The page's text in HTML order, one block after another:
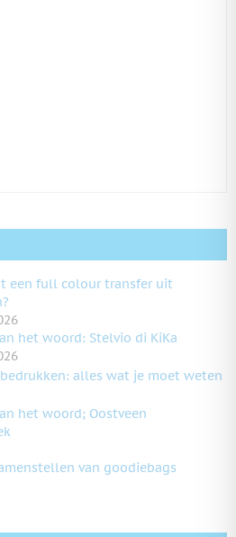
een full colour transfer uit
het woord: Stelvio di KiKa
alles wat je moet weten
het woord; Oostveen
van goodiebags